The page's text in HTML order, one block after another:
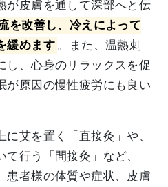
が皮膚を通して深部へと伝
を改善し、冷えによって
緩めます 。また、温熱刺
し、心身のリラックスを促
が原因の慢性疲労にも良い
艾を置く「直接灸」や、
行う「間接灸」など、
患者様の体質や症状、皮膚